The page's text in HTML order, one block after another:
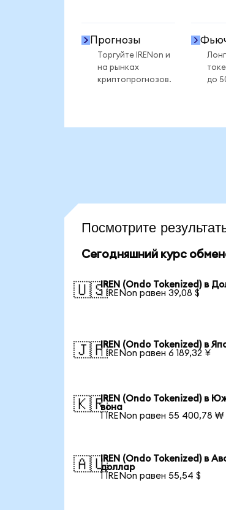
Прогнозы
Торгуйте IRENon и
на рынках
криптопрогнозов.
до
Посмотрите
Сегодняшний курс
🇺🇸IREN (Ondo Tokenized) в
1 IRENon равен 39,08 $
🇯🇵IREN (Ondo Tokenized) в
1 IRENon равен 6 189,32 ¥
🇰🇷IREN (Ondo Tokenized) в
вона
1 IRENon равен 55 400,78 ₩
🇦🇺IREN (Ondo Tokenized) в
доллар
1 IRENon равен 55,54 $